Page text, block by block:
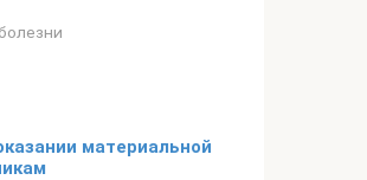
материальной